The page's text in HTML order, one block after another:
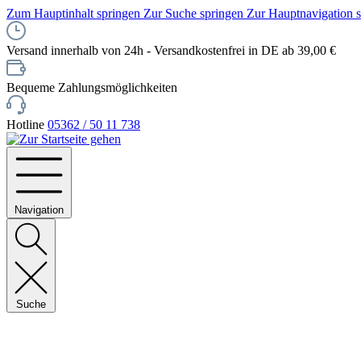
Zum Hauptinhalt springen Zur Suche springen Zur Hauptnavigation
Versand innerhalb von 24h - Versandkostenfrei in DE ab 39,00 €
Bequeme Zahlungsmöglichkeiten
Hotline 05362 / 50 11 738
Navigation
Suche